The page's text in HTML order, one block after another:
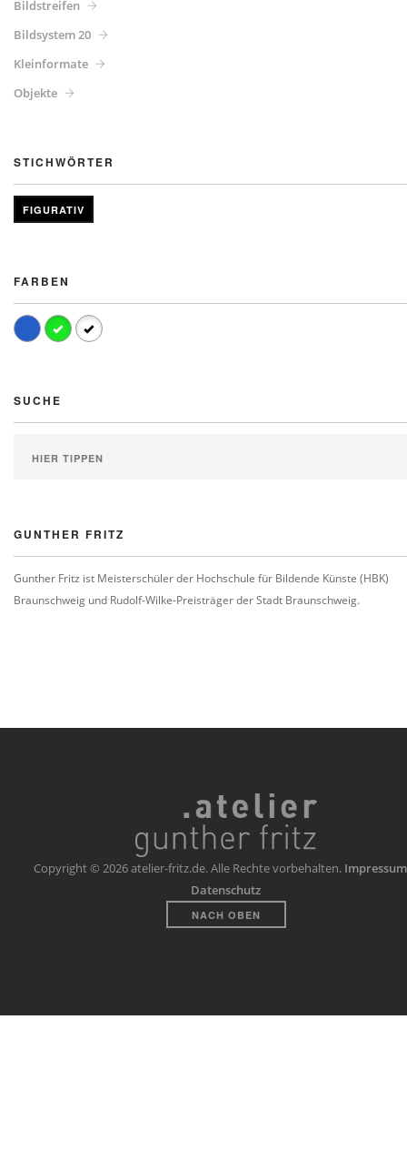
Bildstreifen
Bildsystem 20
Kleinformate
Objekte
STICHWÖRTER
FIGURATIV
FARBEN
SUCHE
GUNTHER FRITZ
Gunther Fritz ist Meisterschüler der Hochschule für Bildende Künste (HBK)
Braunschweig und Rudolf-Wilke-Preisträger der Stadt Braunschweig.
Copyright © 2026 atelier-fritz.de. Alle Rechte vorbehalten.
Datenschutz
NACH OBEN